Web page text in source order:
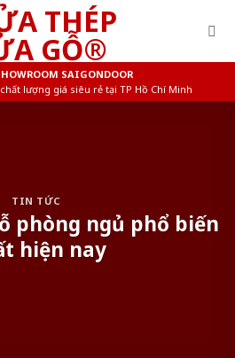
SAIGONDOOR
lượng giá siêu rẻ tại TP Hồ Chí Minh
TIN TỨC
phòng ngủ phổ biến
hiện nay